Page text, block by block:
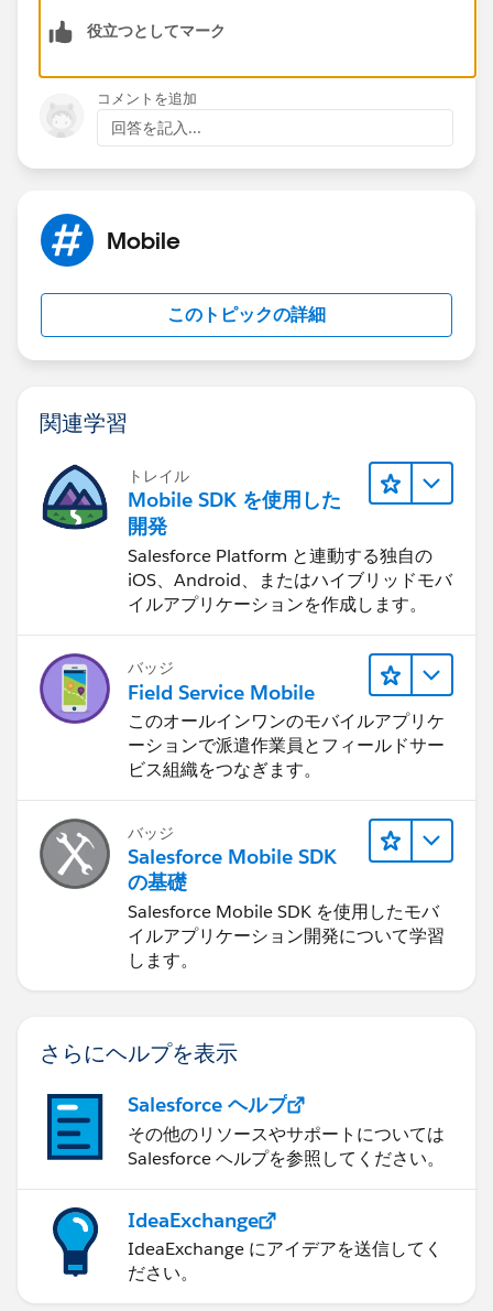
Regards,
Jayson
役立つとしてマーク
コメントを追加
回答を記入...
Mobile
このトピックの詳細
関連学習
トレイル
Mobile SDK を使用した
開発
Salesforce Platform と連動する独自の
iOS、Android、またはハイブリッドモバ
イルアプリケーションを作成します。
バッジ
Field Service Mobile
このオールインワンのモバイルアプリケ
ーションで派遣作業員とフィールドサー
ビス組織をつなぎます。
バッジ
Salesforce Mobile SDK
の基礎
Salesforce Mobile SDK を使用したモバ
イルアプリケーション開発について学習
します。
さらにヘルプを表示
Salesforce ヘルプ
その他のリソースやサポートについては
Salesforce ヘルプを参照してください。
IdeaExchange
IdeaExchange にアイデアを送信してく
ださい。